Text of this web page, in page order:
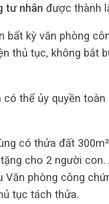
tư nhân được thành
bất kỳ văn phòng
thủ tục, không bắt
có thể ủy quyền
có thửa đất
cho 2 người
Văn phòng công
tục tách thửa.